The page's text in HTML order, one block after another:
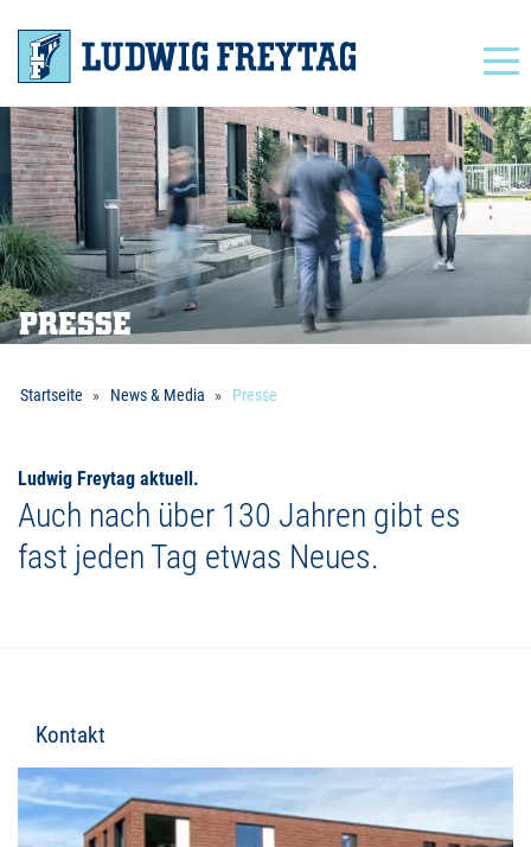
PRESSE
Startseite News & Media Presse
Ludwig Freytag aktuell.
Auch nach über 130 Jahren gibt es
fast jeden Tag etwas Neues.
Kontakt